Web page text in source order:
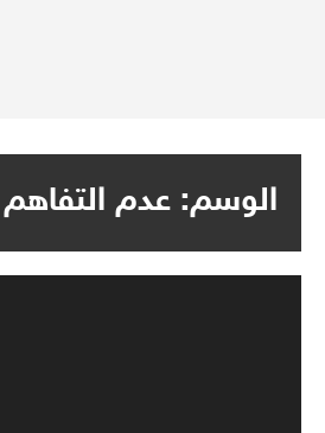
الوسم: عدم التفاهم